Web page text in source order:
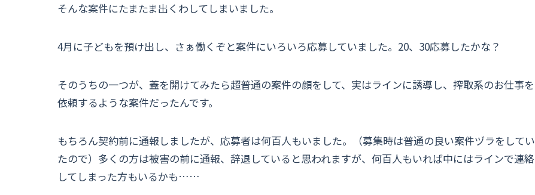
そんな案件にたまたま出くわしてしまいました。
4月に子どもを預け出し、さぁ働くぞと案件にいろいろ応募していました。20、30応募したかな？
そのうちの一つが、蓋を開けてみたら超普通の案件の顔をして、実はラインに誘導し、搾取系のお仕事を
依頼するような案件だったんです。
もちろん契約前に通報しましたが、応募者は何百人もいました。（募集時は普通の良い案件ヅラをしてい
たので）多くの方は被害の前に通報、辞退していると思われますが、何百人もいれば中にはラインで連絡
してしまった方もいるかも……